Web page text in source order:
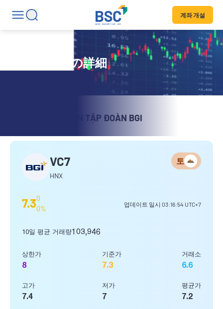
계좌 개설
証券コードの詳細
CÔNG TY CỔ PHẦN TẬP ĐOÀN BGI
VC7
HNX
토
7.30
0%
업데이트 일시 03:16:54 UTC+7
10일 평균 거래량103,946
상한가
8
고가
7.4
기준가
7.3
저가
7
거래소
6.6
평균가
7.2